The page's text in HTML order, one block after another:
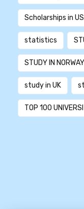
Scholarships in
statistics
STUDY IN NORWAY
study in UK
TOP 100